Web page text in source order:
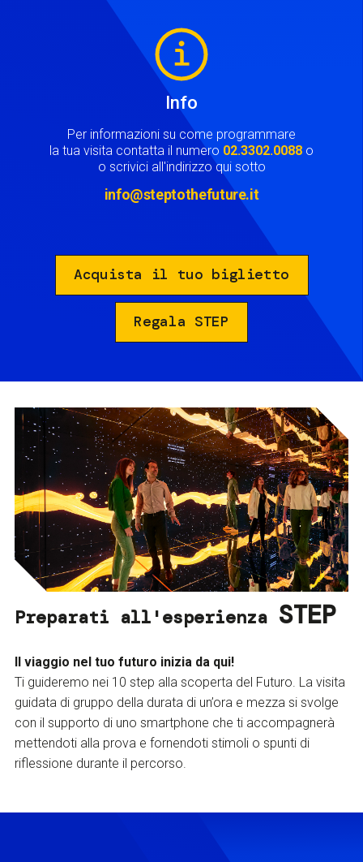
Info
Per informazioni su come programmare
la tua visita contatta il numero 02.3302.0088 o
o scrivici all'indirizzo qui sotto
info@steptothefuture.it
Acquista il tuo biglietto
Regala STEP
Preparati all'esperienza STEP
Il viaggio nel tuo futuro inizia da qui!
Ti guideremo nei 10 step alla scoperta del Futuro. La visita
guidata di gruppo della durata di un’ora e mezza si svolge
con il supporto di uno smartphone che ti accompagnerà
mettendoti alla prova e fornendoti stimoli o spunti di
riflessione durante il percorso.